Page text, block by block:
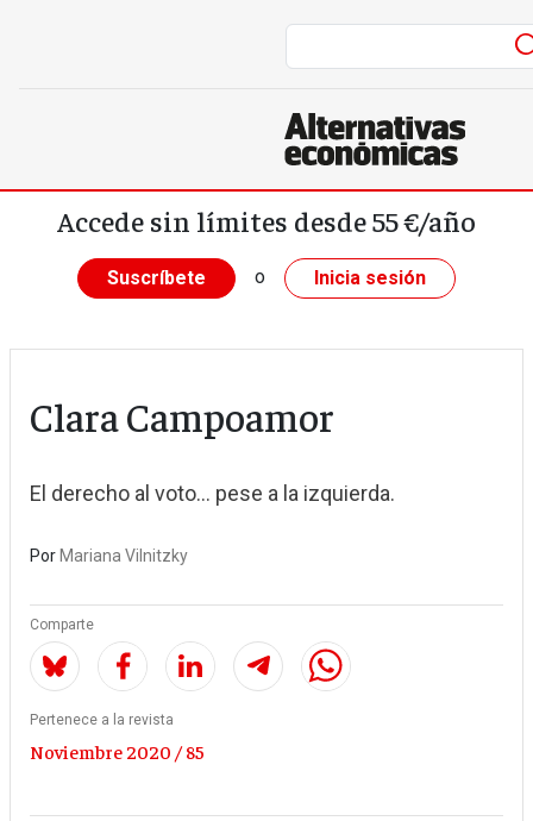
Pasar al contenido principal
Accede sin límites desde 55 €/año
Suscríbete o Inicia sesión
Clara Campoamor
El derecho al voto... pese a la izquierda.
Por Mariana Vilnitzky
Comparte
Pertenece a la revista
Noviembre 2020 / 85